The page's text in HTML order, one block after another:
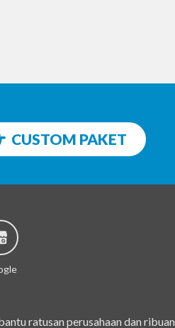
CUSTOM PAKET
ratusan perusahaan dan ribuan